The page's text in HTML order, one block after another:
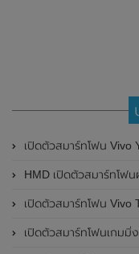
เปิดตัวสมาร์ทโฟน Vivo Y300 Pro อย่างเป็นทางการแล้วในป
HMD เปิดตัวสมาร์ทโฟนฝาพับได้
เปิดตัวสมาร์ทโฟน Vivo T3
เปิดตัวสมาร์ทโฟนเกมมิ่ง TECNO